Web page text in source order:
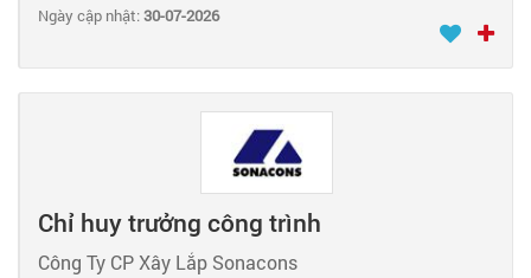
Ngày cập nhật:30-07-2026
Chỉ huy trưởng công trình
Công Ty CP Xây Lắp Sonacons